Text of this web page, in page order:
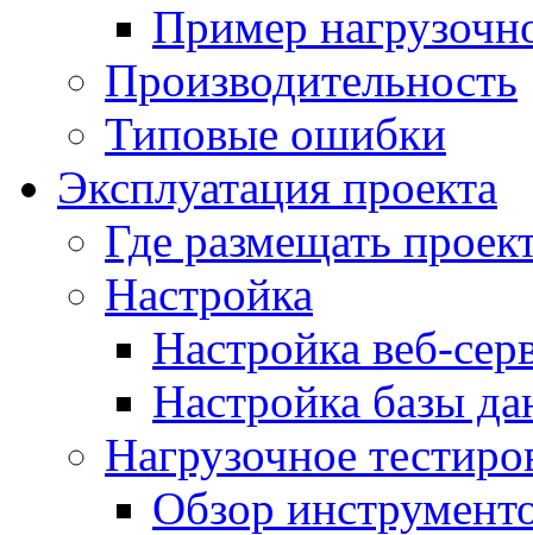
Пример
Производительность
Типовые ошибки
Эксплуатация проекта
Где размещать
Настройка
Настройка веб-
Настройка базы
Нагрузочное
Обзор